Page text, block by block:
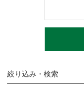
絞り込み・検索